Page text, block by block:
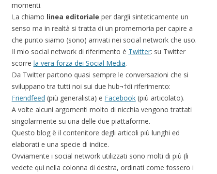
momenti.
La chiamo linea editoriale per dargli sinteticamente un
senso ma in realtà si tratta di un promemoria per capire a
che punto siamo (sono) arrivati nei social network che uso.
Il mio social network di riferimento è Twitter: su Twitter
scorre la vera forza dei Social Media.
Da Twitter partono quasi sempre le conversazioni che si
sviluppano tra tutti noi sui due hub¬†di riferimento:
Friendfeed (più generalista) e Facebook (più articolato).
A volte alcuni argomenti molto di nicchia vengono trattati
singolarmente su una delle due piattaforme.
Questo blog è il contenitore degli articoli più lunghi ed
elaborati e una specie di indice.
Ovviamente i social network utilizzati sono molti di più (li
vedete qui nella colonna di destra, ordinati come fossero i